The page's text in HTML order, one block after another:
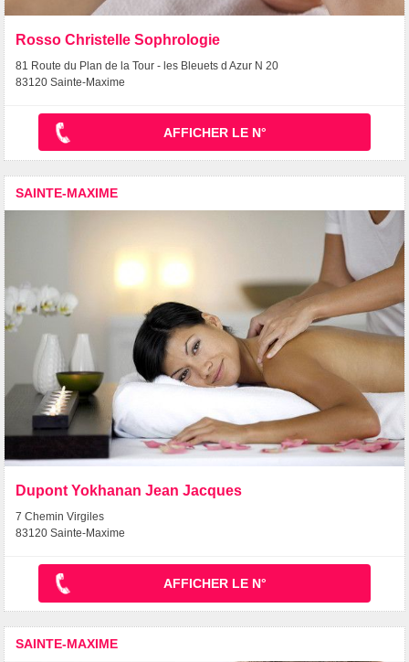
Rosso Christelle Sophrologie
81 Route du Plan de la Tour - les Bleuets d Azur N 20
83120 Sainte-Maxime
AFFICHER LE N°
SAINTE-MAXIME
Dupont Yokhanan Jean Jacques
7 Chemin Virgiles
83120 Sainte-Maxime
AFFICHER LE N°
SAINTE-MAXIME